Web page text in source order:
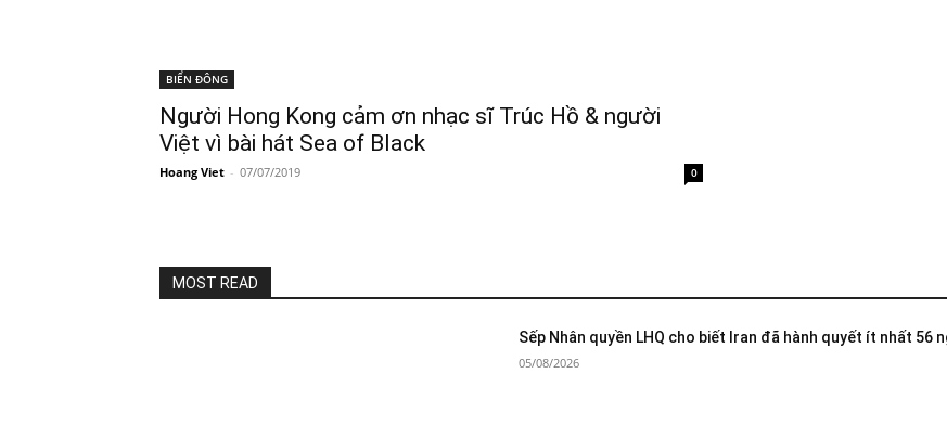
BIỂN ĐÔNG
Người Hong Kong cảm ơn nhạc sĩ Trúc Hồ & người
Việt vì bài hát Sea of Black
Hoang Viet - 07/07/2019 0
MOST READ
Sếp Nhân quyền LHQ cho biết Iran đã hành quyết ít nhất 56
05/08/2026